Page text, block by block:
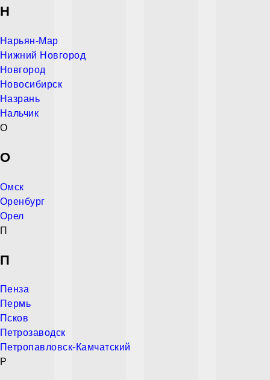
Н
Нарьян-Мар
Нижний Новгород
Новгород
Новосибирск
Назрань
Нальчик
О
О
Омск
Оренбург
Орел
П
П
Пенза
Пермь
Псков
Петрозаводск
Петропавловск-Камчатский
Р